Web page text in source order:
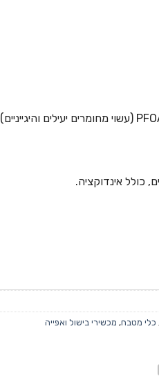
(עשוי מחומרים יעילים והיגייניים)
כולל אינדוקציה.
כלי מטבח, מכשירי בישול ואפייה